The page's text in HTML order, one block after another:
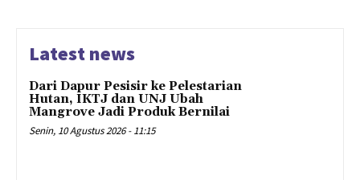
Latest news
Dari Dapur Pesisir ke Pelestarian
Hutan, IKTJ dan UNJ Ubah
Mangrove Jadi Produk Bernilai
Senin, 10 Agustus 2026 - 11:15